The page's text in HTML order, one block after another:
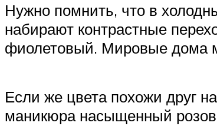
Нужно помнить, что в
набирают контрастные
фиолетовый. Мировые дома
Если же цвета похожи друг
маникюра насыщенный